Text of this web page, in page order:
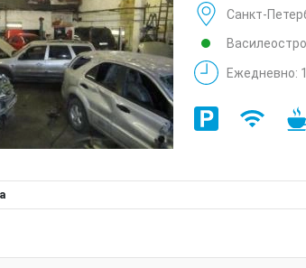
Санкт-
Ежедневно: